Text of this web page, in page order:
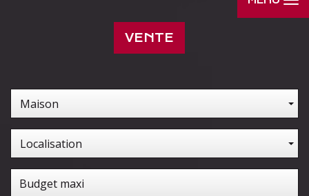
VENTE
Maison
Localisation